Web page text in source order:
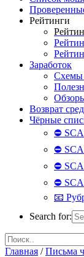
Рейтинги
Заработок
Схемы
Возврат
Чёрные
⛔
⛔
⛔
⛔
📧
Search for:
Главная /Письма